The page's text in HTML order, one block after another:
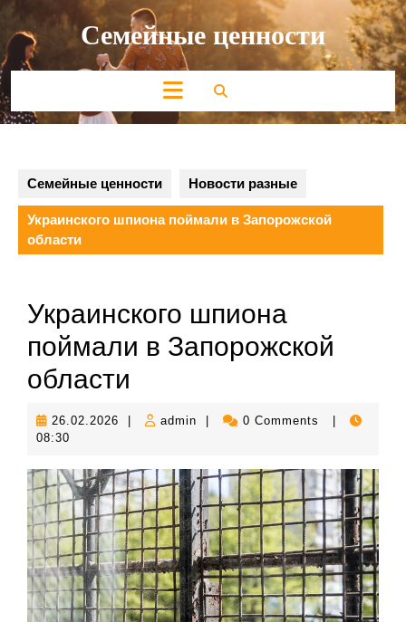
Перейти
содержимому Семейные ценности
Кнопка
Открыть
Семейные ценности Новости разные
Украинского шпиона поймали в Запорожской
области
Украинского шпиона
поймали в Запорожской
области
26.02.2026 26.02.2026
admin admin 0 Comments
08:30